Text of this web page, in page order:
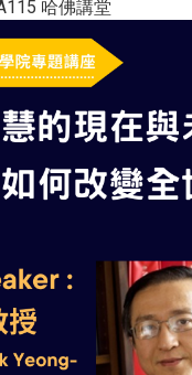
哈佛講堂